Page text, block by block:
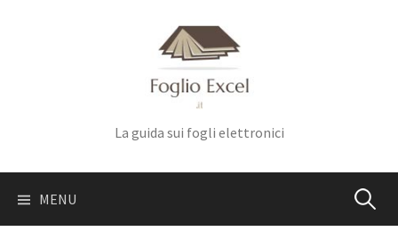
La guida sui fogli elettronici
MENU Ricerca